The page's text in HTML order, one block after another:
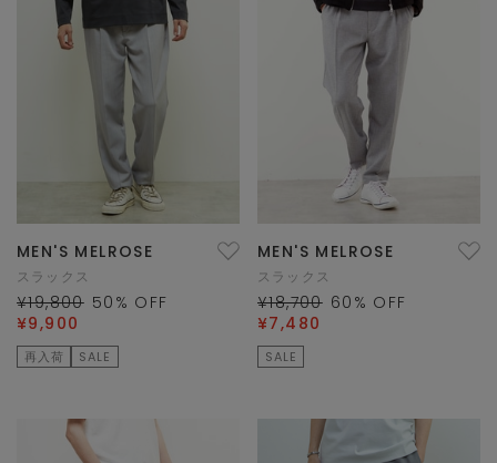
MEN'S MELROSE
スラックス
¥19,800 50 % OFF
¥9,900
再入荷 SALE
MEN'S MELROSE
スラックス
¥18,700 60 % OFF
¥7,480
SALE